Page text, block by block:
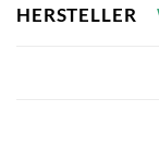
HERSTELLER